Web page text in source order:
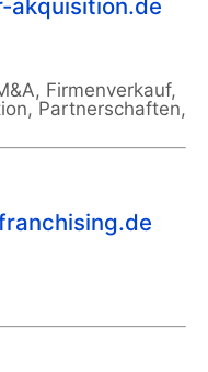
akquisition.de
Firmenverkauf,
Partnerschaften,